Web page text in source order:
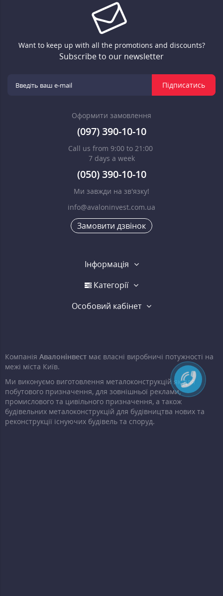
Want to keep up with all the promotions and discounts?
Subscribe to our newsletter
Підписатись
Оформити замовлення
(097) 390-10-10
Call us from 9:00 to 21:00
7 days a week
(050) 390-10-10
Ми завжди на зв'язку!
info@avaloninvest.com.ua
Замовити дзвінок
Інформація
Категорії
Особовий кабінет
Компанія Авалонінвест має власні виробничі потужності на
межі міста Київ.
Ми виконуємо виготовлення металоконструкцій як для
побутового призначення, для зовнішньої реклами,
промислового та цивільного призначення, а також
будівельних металоконструкцій для будівництва нових та
реконструкції існуючих будівель та споруд.